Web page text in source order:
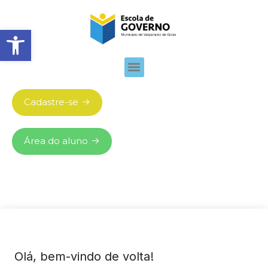
Abrir barra de ferramentas
Cadastre-se
Área do aluno
Olá, bem-vindo de volta!